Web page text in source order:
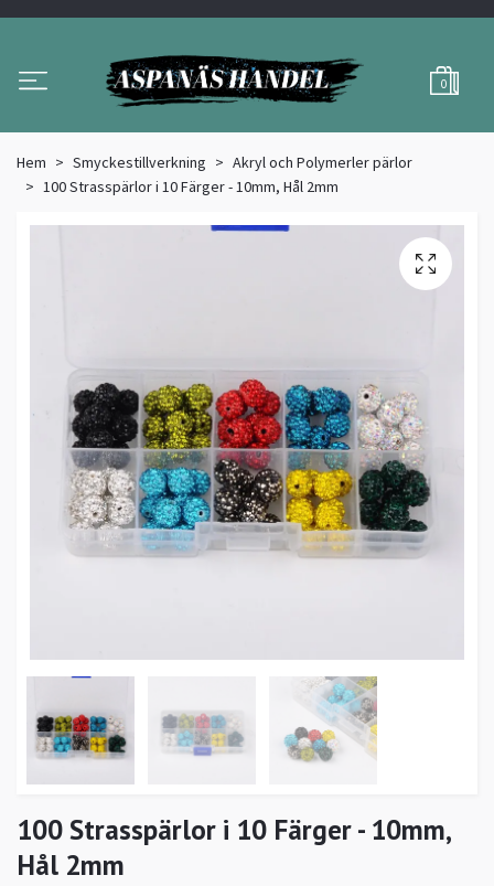
0
Hem Smyckestillverkning
Akryl och Polymerler pärlor
100 Strasspärlor i 10 Färger - 10mm, Hål 2mm
100 Strasspärlor i 10 Färger - 10mm,
Hål 2mm